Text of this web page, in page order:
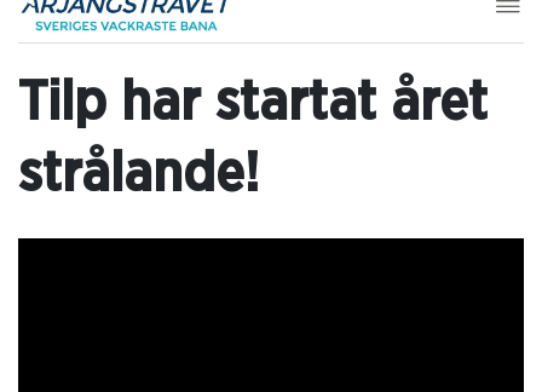
Tilp har startat året
strålande!